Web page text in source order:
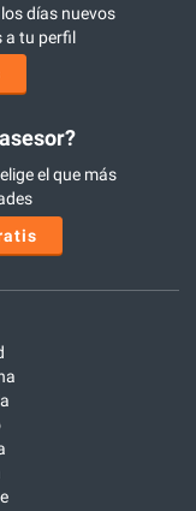
días nuevos
a tu perfil
el que más